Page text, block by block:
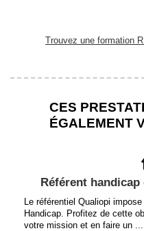
Trouvez une formation
CES
ÉGALEMENT
Référent
Le référentiel Qualiopi
Handicap. Profitez de cette
votre mission et en faire un ...